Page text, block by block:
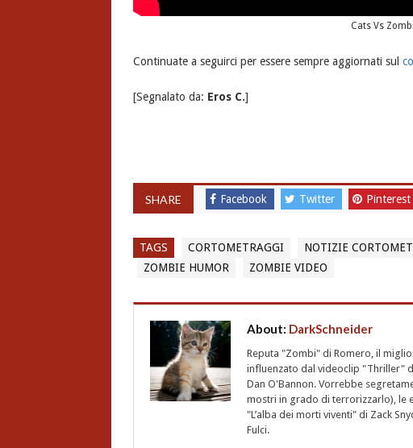
Cats Vs
Continuate a seguirci per essere sempre aggiornati sul
[Segnalato da: Eros C.]
SHARE Facebook Twitter Pinterest
TAGS CORTOMETRAGGI NOTIZIE
ZOMBIE HUMOR
ZOMBIE VIDEO
About: DarkSchneider
Reputa "Zombi" di Romero, il
influenzato dal videoclip "Thriller"
Dan O'Bannon. Vorrebbe
mostri in grado di terrorizzarlo), le
"L’alba dei morti viventi" di Zack
Fulci.